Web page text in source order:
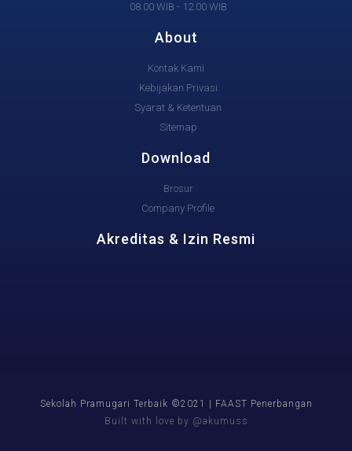
08.00 WIB - 12.00 WIB
About
Kontak Kami
Kebijakan Privasi
Syarat & Ketentuan
Sitemap
Download
Brosur
Company Profile
Akreditas & Izin Resmi
Sekolah Pramugari Terbaik ©2021 | FAAST Penerbangan
Built with love by @akumuss